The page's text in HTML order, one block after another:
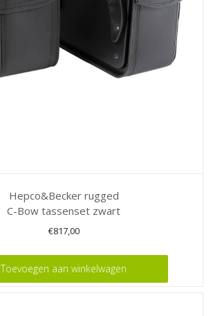
Hepco&Becker rugged
C-Bow tassenset zwart
€817,00
Toevoegen aan winkelwagen